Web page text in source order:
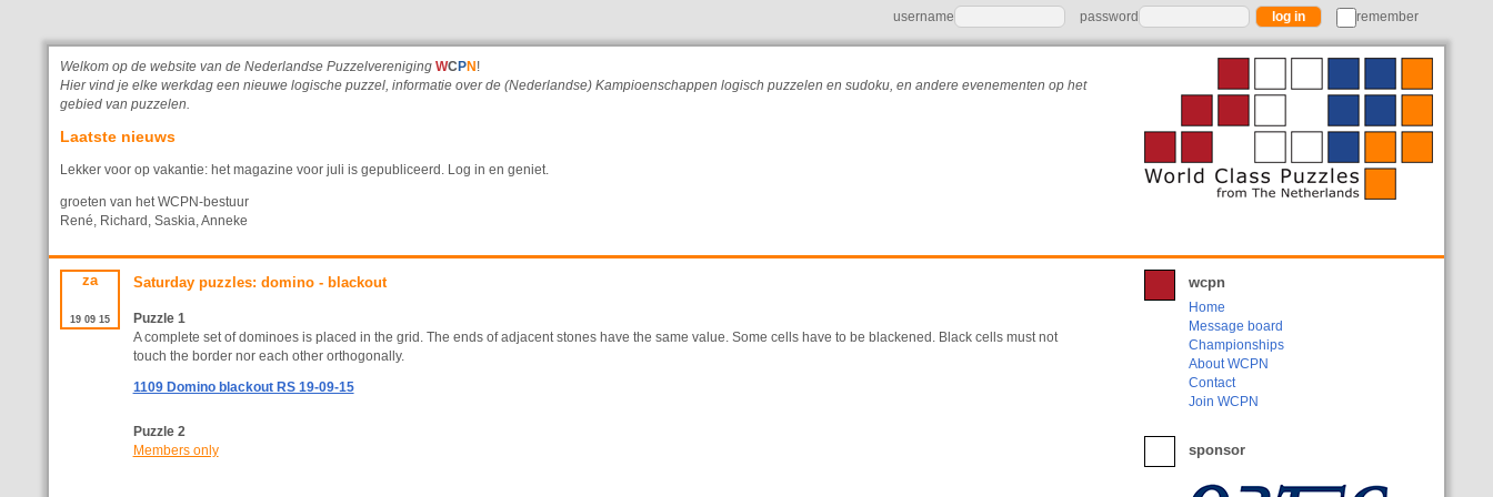
username password remember
Welkom op de website van de Nederlandse Puzzelvereniging WC PN !
Hier vind je elke werkdag een nieuwe logische puzzel, informatie over de (Nederlandse) Kampioenschappen logisch puzzelen en sudoku, en andere evenementen op het
gebied van puzzelen.
Laatste nieuws
Lekker voor op vakantie: het magazine voor juli is gepubliceerd. Log in en geniet.
groeten van het WCPN-bestuur
René, Richard, Saskia, Anneke
za
19 09 15
Saturday puzzles: domino - blackout
Puzzle 1
A complete set of dominoes is placed in the grid. The ends of adjacent stones have the same value. Some cells have to be blackened. Black cells must not
touch the border nor each other orthogonally.
1109 Domino blackout RS 19-09-15
Puzzle 2
Members only
wcpn
Home
Message board
Championships
About WCPN
Contact
Join WCPN
sponsor